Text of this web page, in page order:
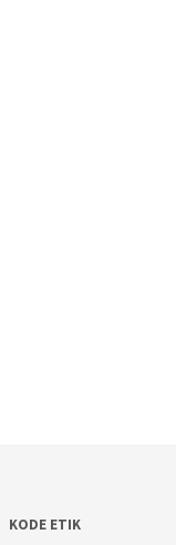
KODE ETIK